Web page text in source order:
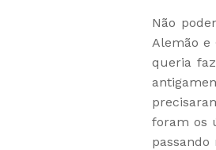
Não
Alemão e
queria
foram os